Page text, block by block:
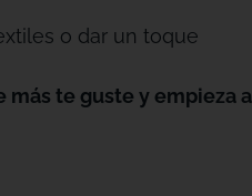
o dar un toque
te guste y empieza a